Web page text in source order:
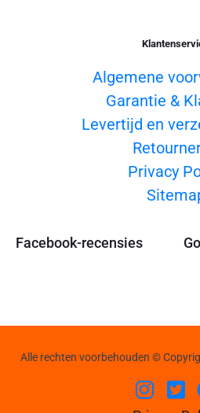
Algemene
Garantie &
Levertijd en
Privacy
Facebook-recensies
Alle rechten voorbehouden ©